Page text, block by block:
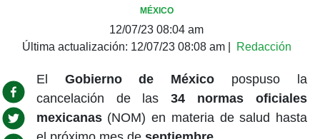
MÉXICO
12/07/23 08:04 am
Última actualización: 12/07/23 08:08 am| Redacción
El Gobierno de México pospuso la
cancelación de las34 normas oficiales
mexicanas(NOM) en materia de salud hasta